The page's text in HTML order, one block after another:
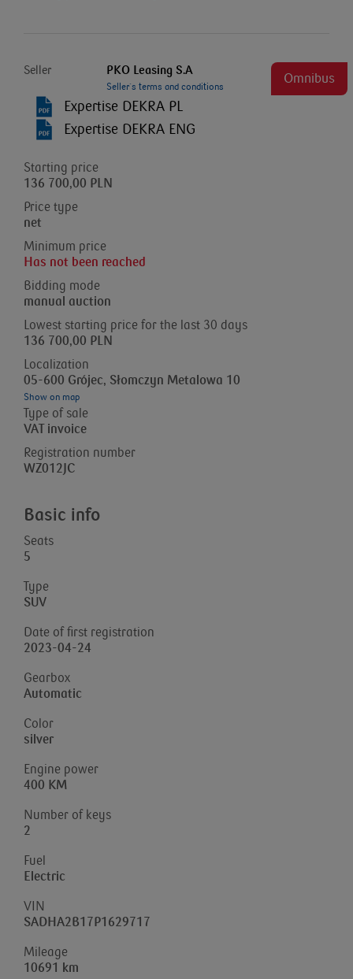
Seller PKO Leasing S.A
Seller`s terms and conditions
Omnibus
Expertise DEKRA PL
Expertise DEKRA ENG
Starting price
136 700,00 PLN
Price type
net
Minimum price
Has not been reached
Bidding mode
manual auction
Lowest starting price for the last 30 days
136 700,00 PLN
Localization
05-600 Grójec, Słomczyn Metalowa 10
Show on map
Type of sale
VAT invoice
Registration number
WZ012JC
Basic info
Seats
5
Type
SUV
Date of first registration
2023-04-24
Gearbox
Automatic
Color
silver
Engine power
400 KM
Number of keys
2
Fuel
Electric
VIN
SADHA2B17P1629717
Mileage
10691 km